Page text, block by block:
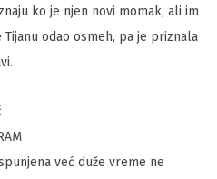
ko je njen novi momak, ali im
odao osmeh, pa je priznala
već duže vreme ne